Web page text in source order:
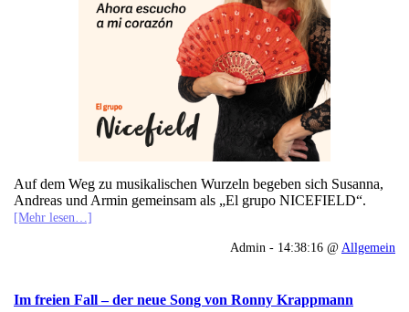
Auf dem Weg zu musikalischen Wurzeln begeben sich Susanna,
Andreas und Armin gemeinsam als „El grupo NICEFIELD“.
[Mehr lesen…]
Admin - 14:38:16 @Allgemein
Im freien Fall – der neue Song von Ronny Krappmann